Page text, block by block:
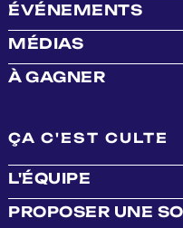
ÉVÉNEMENTS
MÉDIAS
À GAGNER
ÇA C'EST CULTE
L'ÉQUIPE
PROPOSER UNE